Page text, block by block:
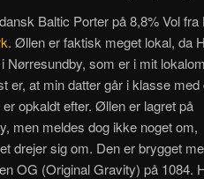
Baltic Porter på 8,8% Vol fra
. Øllen er faktisk meget lokal, da
Nørresundby, som er i mit
er, at min datter går i klasse med
opkaldt efter. Øllen er lagret på
men meldes dog ikke noget om,
drejer sig om. Den er brygget
OG (Original Gravity) på 1084.